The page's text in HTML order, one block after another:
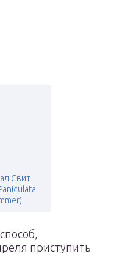
Свит
приступить